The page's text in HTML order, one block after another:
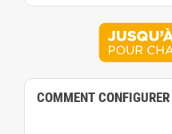
COMMENT